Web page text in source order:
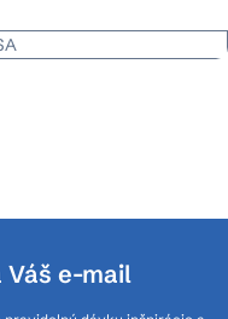
e-mail